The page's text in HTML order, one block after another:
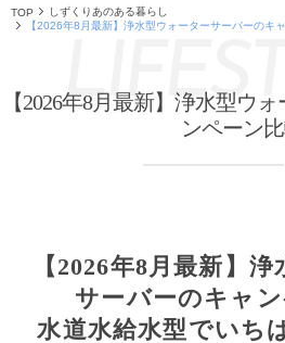
【2026年8月最新】浄水型ウ
ンペーン
TOP
しずくりあのある暮らし
【2026年8月最新】浄水型ウォーターサーバーのキ
【2026年8月最新】
サーバーのキャ
水道水給水型でいち